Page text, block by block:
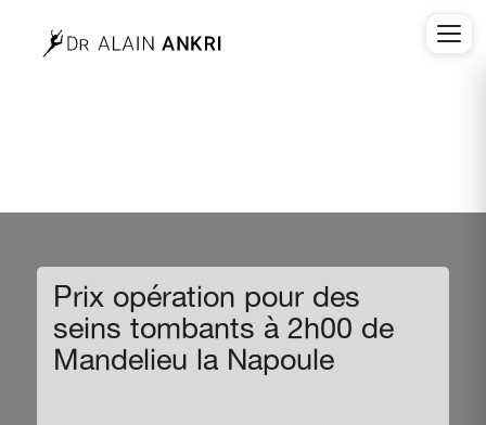
Prix opération pour des
seins tombants à 2h00 de
Mandelieu la Napoule